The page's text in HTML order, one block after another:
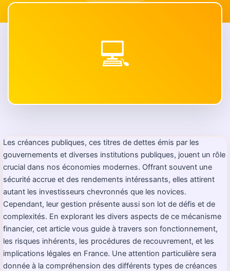
💻
Les créances publiques, ces titres de dettes émis par les
gouvernements et diverses institutions publiques, jouent un rôle
crucial dans nos économies modernes. Offrant souvent une
sécurité accrue et des rendements intéressants, elles attirent
autant les investisseurs chevronnés que les novices.
Cependant, leur gestion présente aussi son lot de défis et de
complexités. En explorant les divers aspects de ce mécanisme
financier, cet article vous guide à travers son fonctionnement,
les risques inhérents, les procédures de recouvrement, et les
implications légales en France. Une attention particulière sera
donnée à la compréhension des différents types de créances